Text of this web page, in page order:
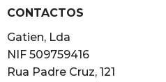
CONTACTOS
Gatien, Lda
NIF 509759416
Rua Padre Cruz, 121